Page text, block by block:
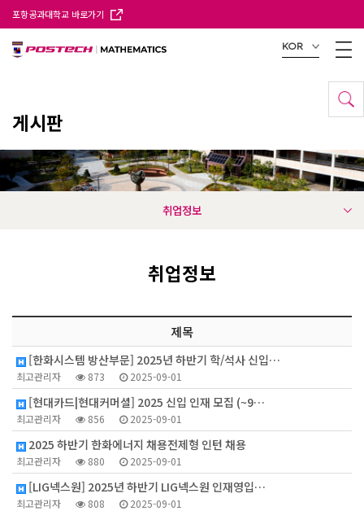
포항공과대학교 바로가기
KOR
게시판
취업정보
취업정보
제목
[한화시스템 방산부문] 2025년 하반기 학/석사 신입…
최고관리자 873 2025-09-01
[현대카드|현대커머셜] 2025 신입 인재 모집 (~9…
최고관리자 856 2025-09-01
2025 하반기 한화에너지 채용전제형 인턴 채용
최고관리자 880 2025-09-01
[LIG넥스원] 2025년 하반기 LIG넥스원 인재영입…
최고관리자 808 2025-09-01